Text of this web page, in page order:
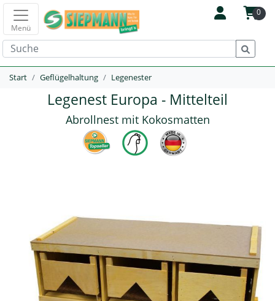
0
Menü
Start Geflügelhaltung Legenester
Legenest Europa - Mittelteil
Abrollnest mit Kokosmatten